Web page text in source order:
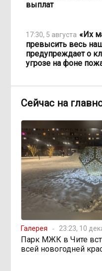
выплат
17:30, 5 августа «Их
превысить весь
предупреждает о
угрозе на фоне
любимом озере
12:33, 5 августа
вдвое
выдворения
12:32, 5 августа
администрация
отремонтировать
миллиона: что
11:47, 5 августа
Сейчас на
Галерея 23:23, 10
Парк МЖК в Чите
всей новогодней